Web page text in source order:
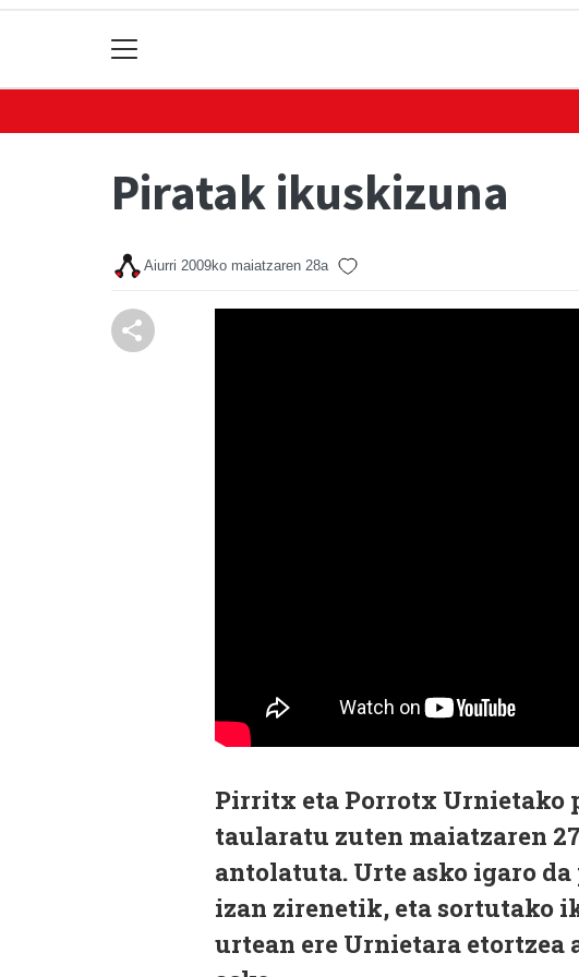
Piratak ikuskizuna
Aiurri 2009ko maiatzaren 28a
Pirritx eta Porrotx
taularatu zuten maiatzaren
antolatuta. Urte asko igaro
izan zirenetik, eta sortutako
urtean ere Urnietara etortzea